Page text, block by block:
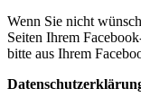
Wenn Sie nicht
Seiten Ihrem
bitte aus Ihrem